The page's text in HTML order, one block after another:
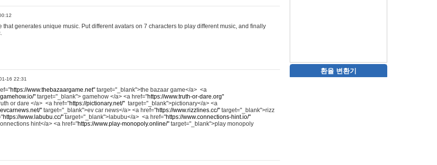
that generates unique music. Put different avatars on 7 characters to play different music, and finally
16 22:31
https://www.thebazaargame.net" target="_blank">the bazaar game</a> <a
" target="_blank"> gamehow </a> <a href="https://www.truth-or-dare.org"
or dare </a> <a href="https://pictionary.net/" target="_blank">pictionary</a> <a
" target="_blank">ev car news</a> <a href="https://www.rizzlines.cc/" target="_blank">rizz
https://www.labubu.cc/" target="_blank">labubu</a> <a href="https://www.connections-hint.io/"
hint</a> <a href="https://www.play-monopoly.online/" target="_blank">play monopoly
환율 변환기